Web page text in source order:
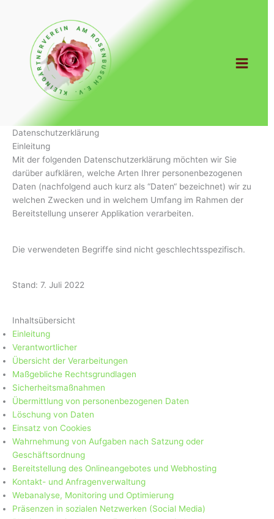
Datenschutzerklärung
Einleitung
Mit der folgenden Datenschutzerklärung möchten wir Sie
darüber aufklären, welche Arten Ihrer personenbezogenen
Daten (nachfolgend auch kurz als “Daten“ bezeichnet) wir zu
welchen Zwecken und in welchem Umfang im Rahmen der
Bereitstellung unserer Applikation verarbeiten.
Die verwendeten Begriffe sind nicht geschlechtsspezifisch.
Stand: 7. Juli 2022
Inhaltsübersicht
Einleitung
Verantwortlicher
Übersicht der Verarbeitungen
Maßgebliche Rechtsgrundlagen
Sicherheitsmaßnahmen
Übermittlung von personenbezogenen Daten
Löschung von Daten
Einsatz von Cookies
Wahrnehmung von Aufgaben nach Satzung oder
Geschäftsordnung
Bereitstellung des Onlineangebotes und Webhosting
Kontakt- und Anfragenverwaltung
Webanalyse, Monitoring und Optimierung
Präsenzen in sozialen Netzwerken (Social Media)